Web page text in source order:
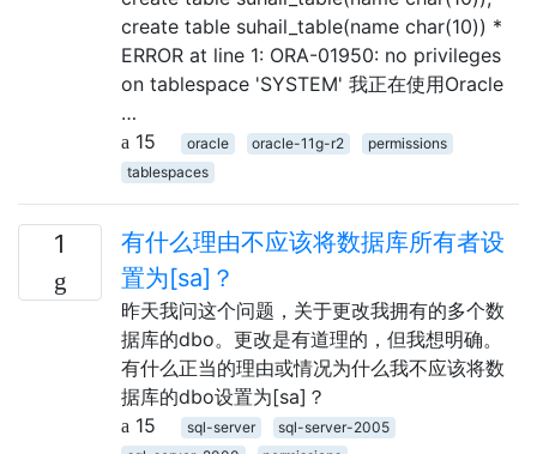
create table suhail_table(name char(10)) *
ERROR at line 1: ORA-01950: no privileges
on tablespace 'SYSTEM' 我正在使用Oracle
…
15
oracle oracle-11g-r2
permissions
tablespaces
1
有什么理由不应该将数据库所有者设
置为[sa]？
昨天我问这个问题，关于更改我拥有的多个数
据库的dbo。更改是有道理的，但我想明确。
有什么正当的理由或情况为什么我不应该将数
据库的dbo设置为[sa]？
15
sql-server
sql-server-2005